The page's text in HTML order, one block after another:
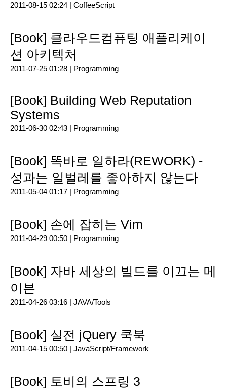
2011-08-15 02:24 | CoffeeScript
[Book] 클라우드컴퓨팅 애플리케이
션 아키텍처
2011-07-25 01:28 | Programming
[Book] Building Web Reputation
Systems
2011-06-30 02:43 | Programming
[Book] 똑바로 일하라(REWORK) -
성과는 일벌레를 좋아하지 않는다
2011-05-04 01:17 | Programming
[Book] 손에 잡히는 Vim
2011-04-29 00:50 | Programming
[Book] 자바 세상의 빌드를 이끄는 메
이븐
2011-04-26 03:16 | JAVA/Tools
[Book] 실전 jQuery 쿡북
2011-04-15 00:50 | JavaScript/Framework
[Book] 토비의 스프링 3